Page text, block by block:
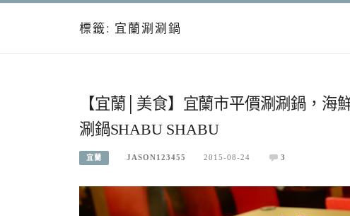
標籤: 宜蘭涮涮鍋
【宜蘭│美食】宜蘭市平價涮涮鍋，海
涮鍋SHABU SHABU
宜蘭 JASON123455 2015-08-24 3